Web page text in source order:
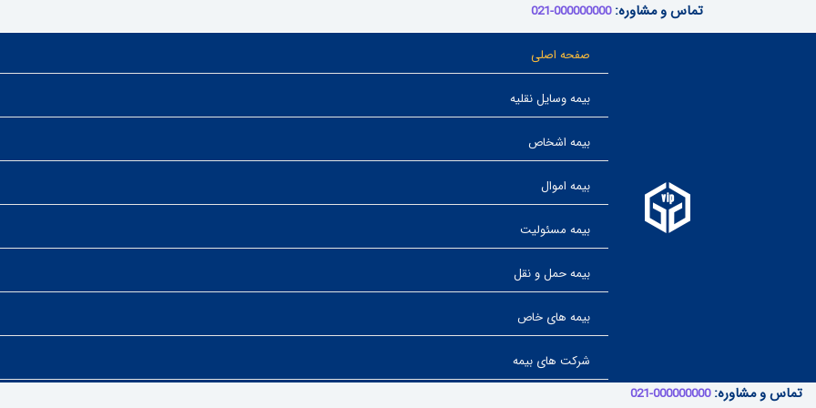
به
تماس و مشاوره:000000000-021
صفحه اصلی
بیمه وسایل نقلیه
بیمه اشخاص
بیمه اموال
بیمه مسئولیت
بیمه حمل و نقل
بیمه های خاص
شرکت های بیمه
تماس و مشاوره:000000000-021